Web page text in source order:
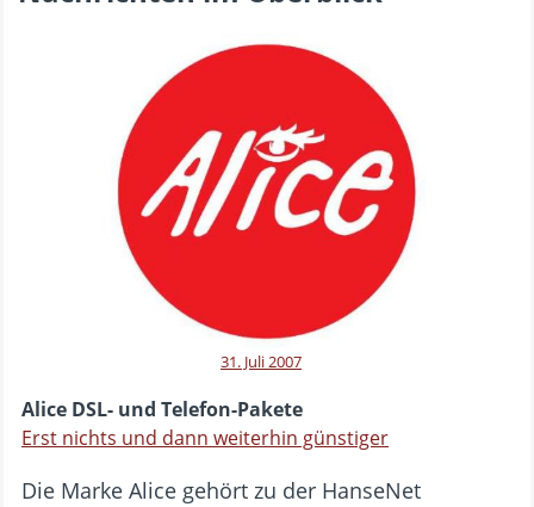
31. Juli 2007
Alice DSL- und Telefon-Pakete
Erst nichts und dann weiterhin günstiger
Die Marke Alice gehört zu der HanseNet